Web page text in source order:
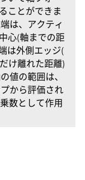
ことができま
は、アクティ
心(軸までの距
は外側エッジ(
け離れた距離)
値の範囲は、
から評価され
数として作用